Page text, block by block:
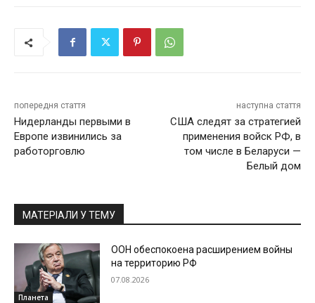
попередня стаття
Нидерланды первыми в
Европе извинились за
работорговлю
наступна стаття
США следят за стратегией
применения войск РФ, в
том числе в Беларуси —
Белый дом
МАТЕРІАЛИ У ТЕМУ
Планета
ООН обеспокоена расширением войны
на территорию РФ
07.08.2026